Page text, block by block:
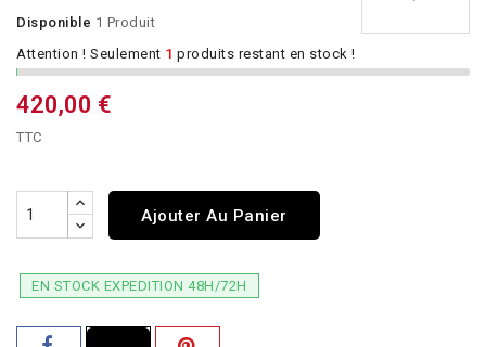
Disponible 1 Produit
Attention ! Seulement 1 produits restant en stock !
420,00 €
TTC
Ajouter Au Panier
EN STOCK EXPEDITION 48H/72H